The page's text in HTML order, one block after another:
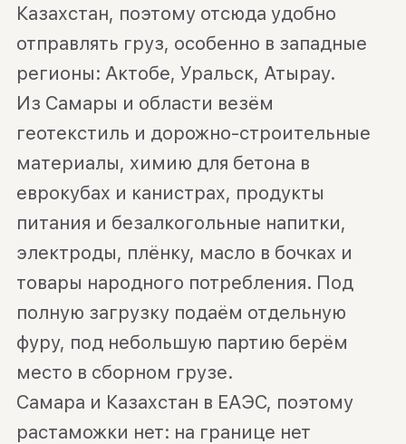
Казахстан, поэтому отсюда удобно
отправлять груз, особенно в западные
регионы: Актобе, Уральск, Атырау.
Из Самары и области везём
геотекстиль и дорожно-строительные
материалы, химию для бетона в
еврокубах и канистрах, продукты
питания и безалкогольные напитки,
электроды, плёнку, масло в бочках и
товары народного потребления. Под
полную загрузку подаём отдельную
фуру, под небольшую партию берём
место в сборном грузе.
Самара и Казахстан в ЕАЭС, поэтому
растаможки нет: на границе нет